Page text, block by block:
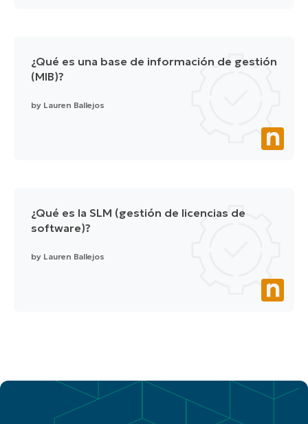
¿Qué es una base de información de gestión
(MIB)?
by Lauren Ballejos
¿Qué es la SLM (gestión de licencias de
software)?
by Lauren Ballejos